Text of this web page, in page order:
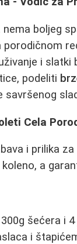
boljeg
i slatki
podeliti
Cela
i prilika
a
šećera i
i